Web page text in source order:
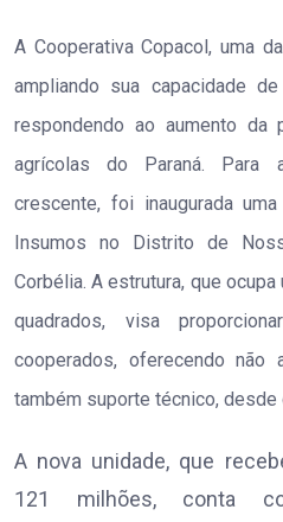
A Cooperativa Copacol, uma
ampliando sua capacidade
respondendo ao aumento da
agrícolas do Paraná. Para
crescente, foi inaugurada
Insumos no Distrito de
Corbélia. A estrutura, que
quadrados, visa
cooperados, oferecendo não
também suporte técnico, desde
A nova unidade, que
121 milhões, conta